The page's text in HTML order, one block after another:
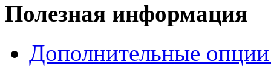
Полезная информация
Дополнительные